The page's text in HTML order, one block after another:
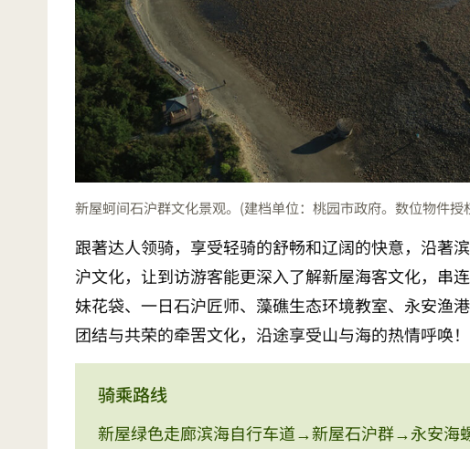
新屋蚵间石沪群文化景观。(建档单位：桃园市政府。数位物件授
跟著达人领骑，享受轻骑的舒畅和辽阔的快意，沿著
沪文化，让到访游客能更深入了解新屋海客文化，串
妹花袋、一日石沪匠师、藻礁生态环境教室、永安渔
团结与共荣的牵罟文化，沿途享受山与海的热情呼唤！
骑乘路线
新屋绿色走廊滨海自行车道→新屋石沪群→永安